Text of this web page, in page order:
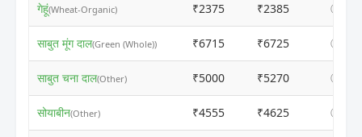
गेहूं(Wheat-Organic) ₹2375 ₹2385 ⓘ
साबुत मूंग दाल(Green (Whole)) ₹6715 ₹6725 ⓘ
साबुत चना दाल(Other) ₹5000 ₹5270 ⓘ
सोयाबीन(Other) ₹4555 ₹4625 ⓘ